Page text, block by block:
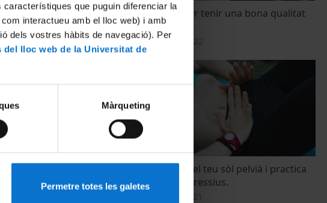
que puguin diferenciar la
interactueu amb el lloc web) i amb
dels vostres hàbits de navegació). Per
del lloc web de la Universitat de
Màrqueting
Permetre totes les galetes
als i a les
2021-22
Sigues actiu per tenir una bona qualitat
de vida
30 November, 2022
Tingues cura del teu sòl pelvià i practica
exercicis hipopressius.